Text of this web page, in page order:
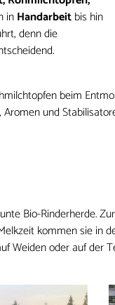
inHandarbeitbis hin
denn die
beim
und
Bio-Rinderherde.
kommen sie in
Weiden oder auf der